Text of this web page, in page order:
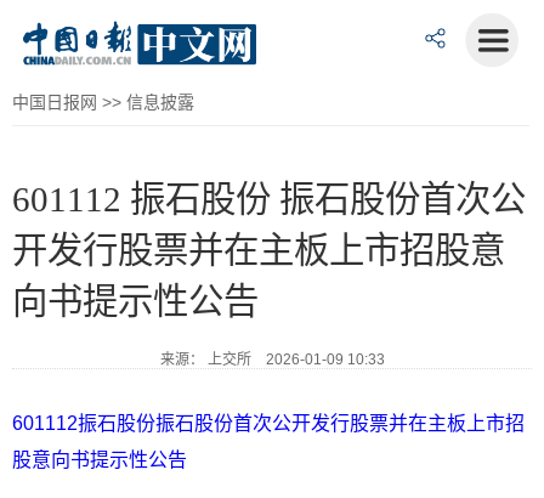
中国日报网 >> 信息披露
601112 振石股份 振石股份首次公
开发行股票并在主板上市招股意
向书提示性公告
来源： 上交所 2026-01-09 10:33
601112振石股份振石股份首次公开发行股票并在主板上市招
股意向书提示性公告